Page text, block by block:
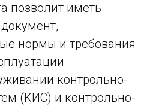
позволит иметь
нормы и требования
контрольно-
(КИС) и контрольно-